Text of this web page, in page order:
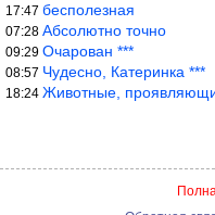
17:47 бесполезная
07:28 Абсолютно точно
09:29 Очарован ***
08:57 Чудесно, Катеринка ***
18:24 Животные, проявляющие